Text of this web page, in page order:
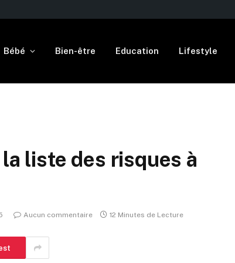
Bébé Bien-être Education Lifestyle
liste des risques à
Aucun commentaire 12 Minutes de Lecture